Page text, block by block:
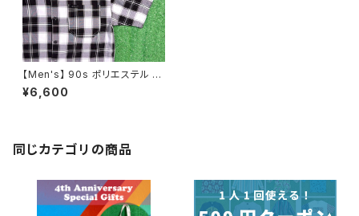
【Men's】 90s ポリエステル チ
ェック シャツ / アメリカ製 USA
製 90年代 半袖 メンズ N1224
¥6,600
同じカテゴリの商品